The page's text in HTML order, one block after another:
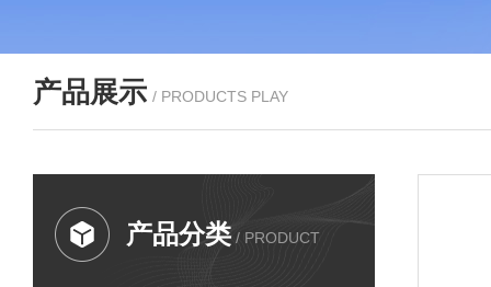
产品展示 / PRODUCTS PLAY
产品分类 / PRODUCT